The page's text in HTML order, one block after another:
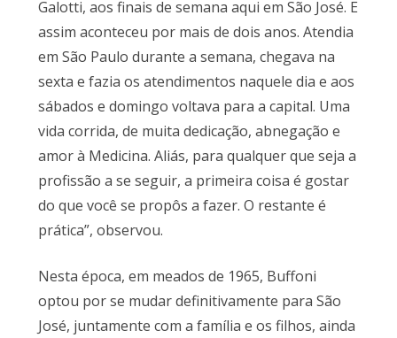
Galotti, aos finais de semana aqui em São José. E
assim aconteceu por mais de dois anos. Atendia
em São Paulo durante a semana, chegava na
sexta e fazia os atendimentos naquele dia e aos
sábados e domingo voltava para a capital. Uma
vida corrida, de muita dedicação, abnegação e
amor à Medicina. Aliás, para qualquer que seja a
profissão a se seguir, a primeira coisa é gostar
do que você se propôs a fazer. O restante é
prática”, observou.
Nesta época, em meados de 1965, Buffoni
optou por se mudar definitivamente para São
José, juntamente com a família e os filhos, ainda